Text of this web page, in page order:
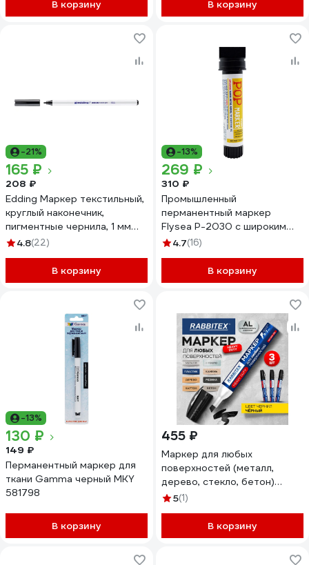
В корзину В корзину
-21%
165 ₽
208 ₽
Edding Маркер текстильный,
круглый наконечник,
пигментные чернила, 1 мм
Черный, E-4600#1
4.8(22)
В корзину
-13%
269 ₽
310 ₽
Промышленный
перманентный маркер
Flysea P-2030 с широким
наконечником (30 мм),
4.7(16)
В корзину
-13%
130 ₽
149 ₽
Перманентный маркер для
ткани Gamma черный MKY
581798
В корзину
455 ₽
Маркер для любых
поверхностей (металл,
дерево, стекло, бетон)
RABBITEX 3 ШТУКИ, черный
5(1)
В корзину